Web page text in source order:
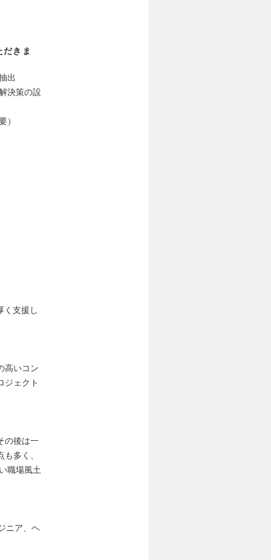
きま
出
決策の設
）
く支援し
高いコン
ジェクト
の後は一
多く、
職場風土
ニア、ヘ